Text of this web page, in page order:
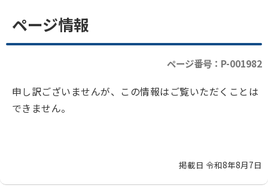
ページ情報
ページ番号：P-001982
申し訳ございませんが、この情報はご覧いただくことは
できません。
掲載日 令和8年8月7日